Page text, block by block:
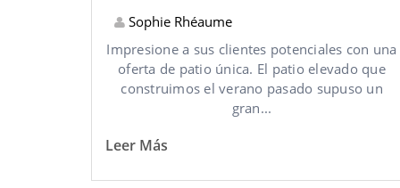
Sophie Rhéaume
Impresione a sus clientes potenciales con una
oferta de patio única. El patio elevado que
construimos el verano pasado supuso un
gran...
Leer Más